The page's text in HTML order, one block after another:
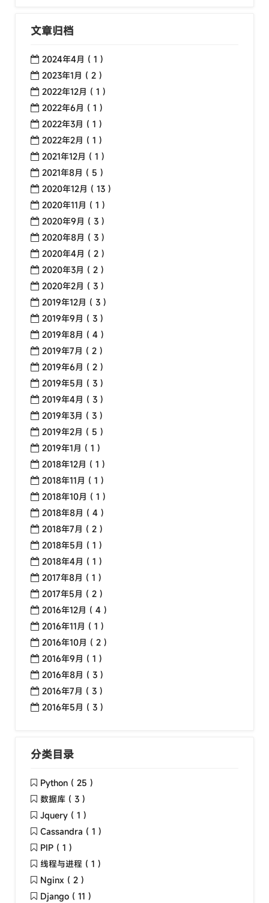
文章归档
2024年4月 ( 1 )
2023年1月 ( 2 )
2022年12月 ( 1 )
2022年6月 ( 1 )
2022年3月 ( 1 )
2022年2月 ( 1 )
2021年12月 ( 1 )
2021年8月 ( 5 )
2020年12月 ( 13 )
2020年11月 ( 1 )
2020年9月 ( 3 )
2020年8月 ( 3 )
2020年4月 ( 2 )
2020年3月 ( 2 )
2020年2月 ( 3 )
2019年12月 ( 3 )
2019年9月 ( 3 )
2019年8月 ( 4 )
2019年7月 ( 2 )
2019年6月 ( 2 )
2019年5月 ( 3 )
2019年4月 ( 3 )
2019年3月 ( 3 )
2019年2月 ( 5 )
2019年1月 ( 1 )
2018年12月 ( 1 )
2018年11月 ( 1 )
2018年10月 ( 1 )
2018年8月 ( 4 )
2018年7月 ( 2 )
2018年5月 ( 1 )
2018年4月 ( 1 )
2017年8月 ( 1 )
2017年5月 ( 2 )
2016年12月 ( 4 )
2016年11月 ( 1 )
2016年10月 ( 2 )
2016年9月 ( 1 )
2016年8月 ( 3 )
2016年7月 ( 3 )
2016年5月 ( 3 )
分类目录
Python ( 25 )
数据库 ( 3 )
Jquery ( 1 )
Cassandra ( 1 )
PIP ( 1 )
线程与进程 ( 1 )
Nginx ( 2 )
Django ( 11 )